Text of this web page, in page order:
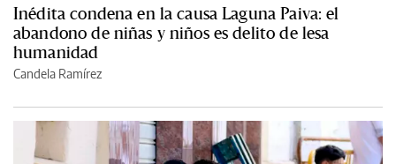
Inédita condena en la causa Laguna Paiva: el
abandono de niñas y niños es delito de lesa
humanidad
Candela Ramírez